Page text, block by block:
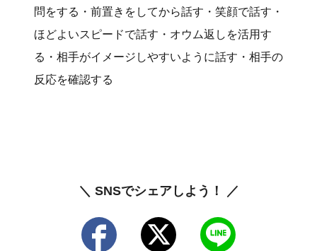
問をする・前置きをしてから話す・笑顔で話す・
ほどよいスピードで話す・オウム返しを活用す
る・相手がイメージしやすいように話す・相手の
反応を確認する
＼ SNSでシェアしよう！ ／